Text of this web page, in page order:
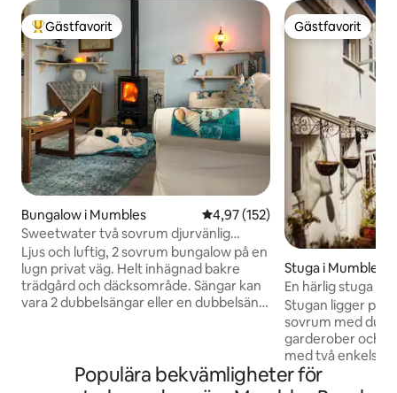
Populär gästfavorit
Gästfavorit
Bungalow i Mumbles 4,97 av 5 i genomsnittligt
4,97 (152)
Sweetwater två sovrum djurvänlig
bungalow
Ljus och luftig, 2 sovrum bungalow på en
lugn privat väg. Helt inhägnad bakre
trädgård och däcksområde. Sängar kan
vara 2 dubbelsängar eller en dubbelsäng
en fantastisk vedspis. Ett husdjur
välkommet, kontakta oss om du har fler.
Gästfavorit
Gästfavorit
Stuga i Mumbles
En härlig stuga
Stugan ligger
sovrum med
garderober och
med två
köket hade ett
tvättmaskin/
Populära bekvämligheter för